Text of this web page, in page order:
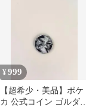
¥999
【超希少・美品】ポケ
カ 公式コイン ゴルダ